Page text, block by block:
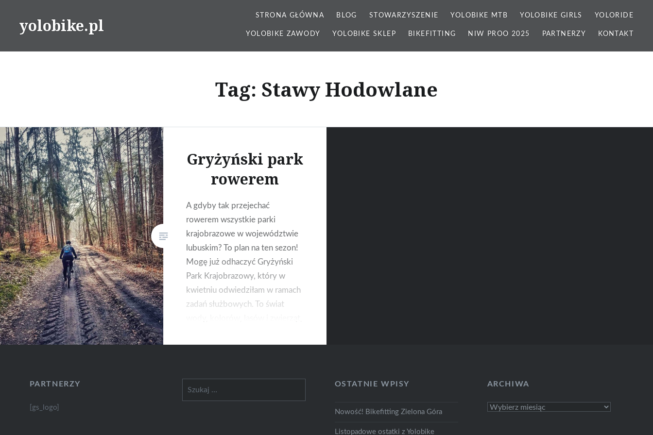
yolobike.pl STRONA GŁÓWNA BLOG STOWARZYSZENIE YOLOBIKE MTB YOLOBIKE GIRLS YOLORIDE
YOLOBIKE ZAWODY YOLOBIKE SKLEP BIKEFITTING NIW PROO 2025 PARTNERZY KONTAKT
Tag: Stawy Hodowlane
Gryżyński park
rowerem
A gdyby tak przejechać
rowerem wszystkie parki
krajobrazowe w województwie
lubuskim? To plan na ten sezon!
Mogę już odhaczyć Gryżyński
Park Krajobrazowy, który w
kwietniu odwiedziłam w ramach
zadań służbowych. To świat
na rowerze. I jest bliżej niż
PARTNERZY
[gs_logo]
OSTATNIE WPISY
Nowość! Bikefitting Zielona Góra
Listopadowe ostatki z Yolobike
ARCHIWA
Archiwa